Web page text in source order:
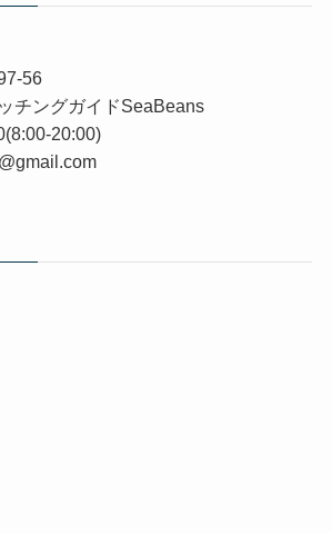
56
チングガイドSeaBeans
20:00)